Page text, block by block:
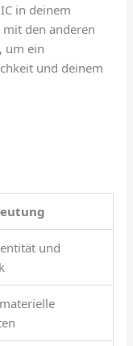
in deinem
den anderen
um ein
und deinem
und